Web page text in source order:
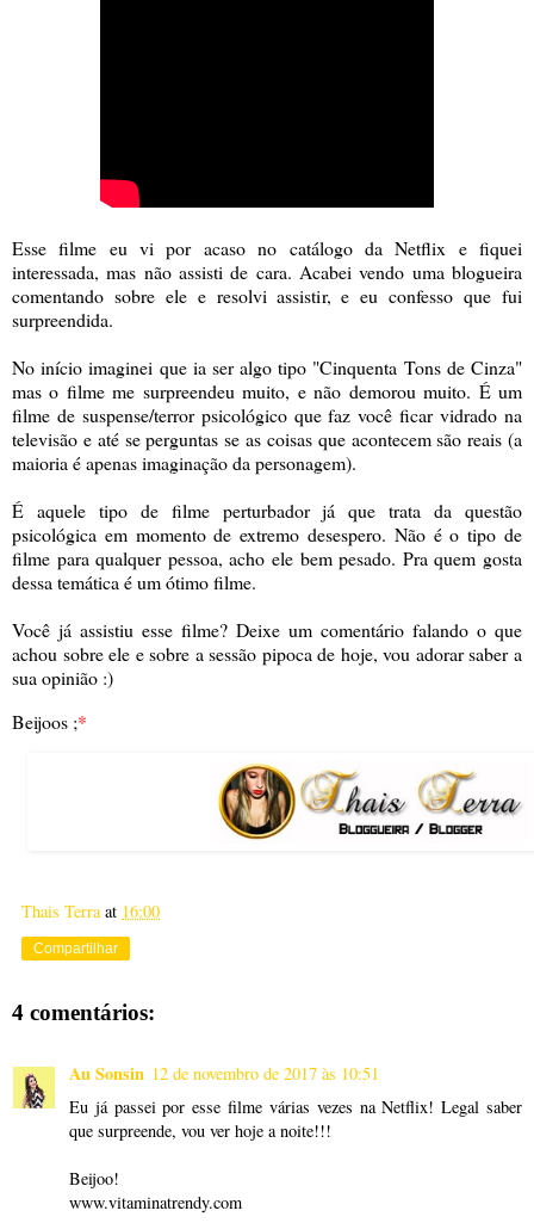
Esse filme eu vi por acaso no catálogo da Netflix e fiquei
interessada, mas não assisti de cara. Acabei vendo uma blogueira
comentando sobre ele e resolvi assistir, e eu confesso que fui
surpreendida.
No início imaginei que ia ser algo tipo "Cinquenta Tons de Cinza"
mas o filme me surpreendeu muito, e não demorou muito. É um
filme de suspense/terror psicológico que faz você ficar vidrado na
televisão e até se perguntas se as coisas que acontecem são reais (a
maioria é apenas imaginação da personagem).
É aquele tipo de filme perturbador já que trata da questão
psicológica em momento de extremo desespero. Não é o tipo de
filme para qualquer pessoa, acho ele bem pesado. Pra quem gosta
dessa temática é um ótimo filme.
Você já assistiu esse filme? Deixe um comentário falando o que
achou sobre ele e sobre a sessão pipoca de hoje, vou adorar saber a
sua opinião :)
Beijoos ;*
Thais Terra at 16:00
Compartilhar
4 comentários:
Au Sonsin 12 de novembro de 2017 às 10:51
Eu já passei por esse filme várias vezes na Netflix! Legal saber
que surpreende, vou ver hoje a noite!!!
Beijoo!
www.vitaminatrendy.com